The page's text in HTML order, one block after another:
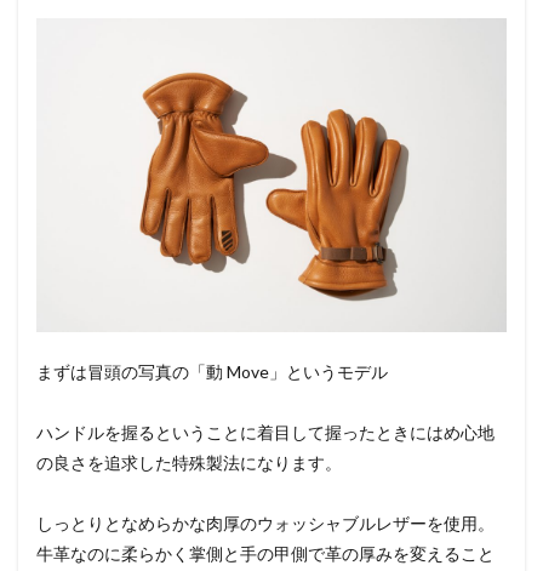
まずは冒頭の写真の「動 Move」というモデル
ハンドルを握るということに着目して握ったときにはめ心地
の良さを追求した特殊製法になります。
しっとりとなめらかな肉厚のウォッシャブルレザーを使用。
牛革なのに柔らかく掌側と手の甲側で革の厚みを変えること